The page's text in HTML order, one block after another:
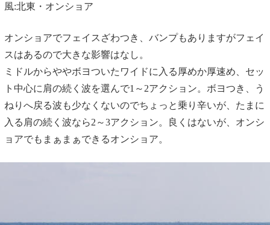
風:北東・オンショア
オンショアでフェイスざわつき、バンプもありますがフェイ
スはあるので大きな影響はなし。
ミドルからややボヨついたワイドに入る厚めか厚速め、セッ
ト中心に肩の続く波を選んで1～2アクション。ボヨつき、う
ねりへ戻る波も少なくないのでちょっと乗り辛いが、たまに
入る肩の続く波なら2～3アクション。良くはないが、オンシ
ョアでもまぁまぁできるオンショア。